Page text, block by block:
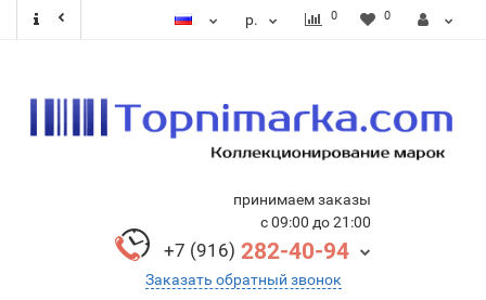
р. 0 0
принимаем заказы
с 09:00 до 21:00
+7 (916) 282-40-94
Заказать обратный звонок